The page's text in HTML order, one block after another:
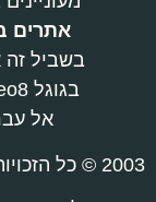
אתרים
בשביל זה
אל
2003 © כל הזכויות שמורות www.seo8.co.il